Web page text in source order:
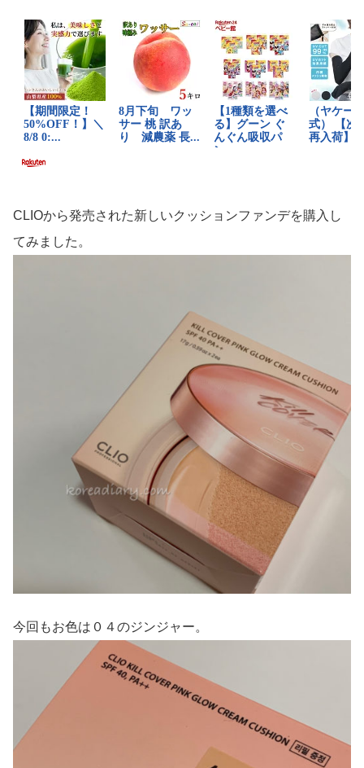
CLIOから発売された新しいクッションファンデを購入し
てみました。
今回もお色は０４のジンジャー。